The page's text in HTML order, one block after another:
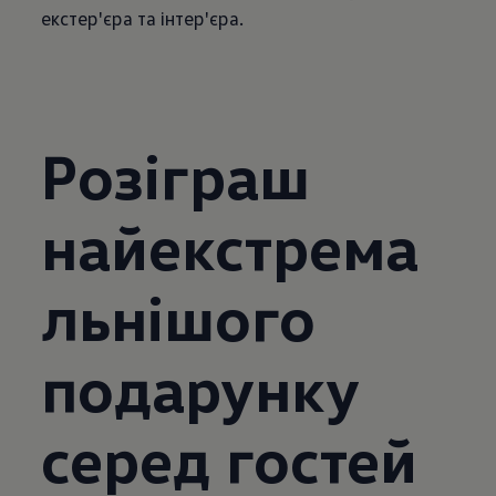
екстер'єра та інтер'єра.
Розіграш
найекстрема
льнішого
подарунку
серед гостей